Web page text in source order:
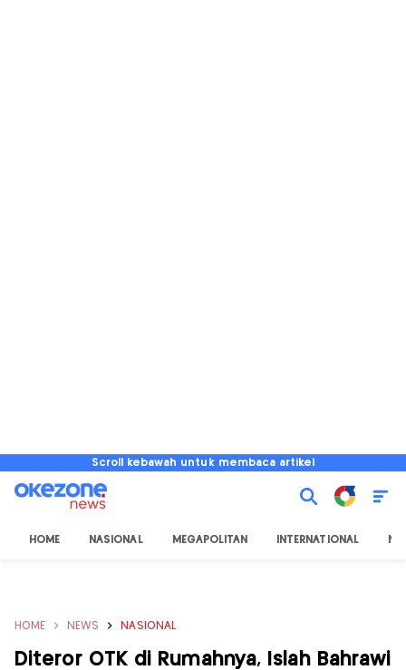
Scroll kebawah untuk membaca artikel
HOME NASIONAL MEGAPOLITAN INTERNATIONAL
HOME NEWS NASIONAL
Diteror OTK di Rumahnya, Islah Bahrawi